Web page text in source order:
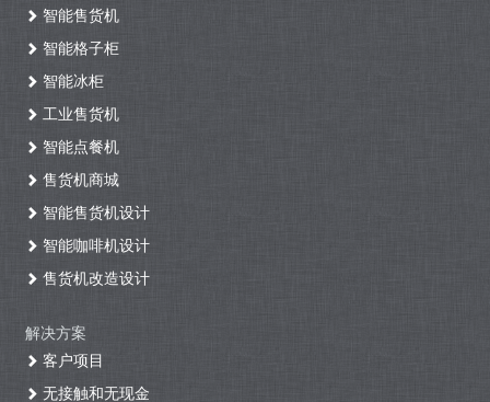
智能售货机
智能格子柜
智能冰柜
工业售货机
智能点餐机
售货机商城
智能售货机设计
智能咖啡机设计
售货机改造设计
解决方案
客户项目
无接触和无现金